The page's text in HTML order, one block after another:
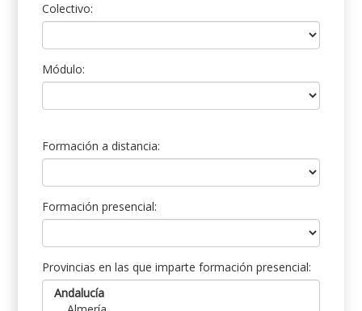
Colectivo:
Módulo:
Formación a distancia:
Formación presencial:
Provincias en las que imparte formación presencial: